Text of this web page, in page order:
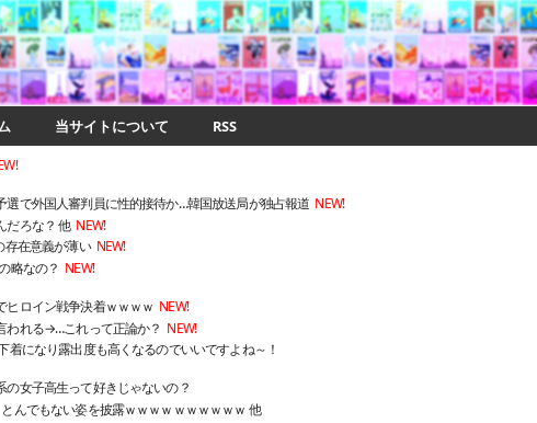
当サイトについて RSS
選で外国人審判員に性的接待か…韓国放送局が独占報道 NEW!
だろな？ 他 NEW!
存在意義が薄い NEW!
略なの？ NEW!
ヒロイン戦争決着ｗｗｗｗ NEW!
われる→…これって正論か？ NEW!
着になり露出度も高くなるのでいいですよね～！
の女子高生って好きじゃないの？
んでもない姿を披露ｗｗｗｗｗｗｗｗｗｗ 他